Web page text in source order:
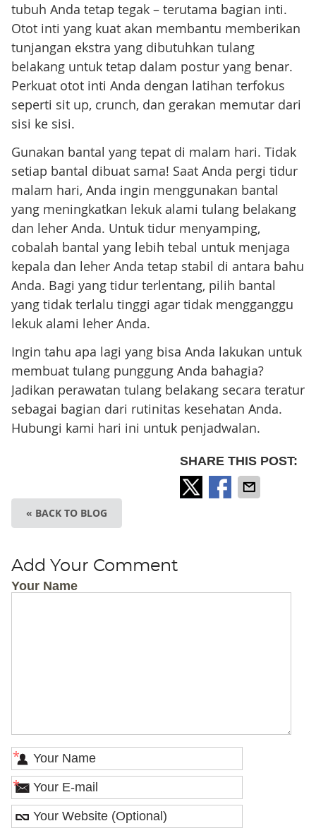
tubuh Anda tetap tegak – terutama bagian inti.
Otot inti yang kuat akan membantu memberikan
tunjangan ekstra yang dibutuhkan tulang
belakang untuk tetap dalam postur yang benar.
Perkuat otot inti Anda dengan latihan terfokus
seperti sit up, crunch, dan gerakan memutar dari
sisi ke sisi.
Gunakan bantal yang tepat di malam hari. Tidak
setiap bantal dibuat sama! Saat Anda pergi tidur
malam hari, Anda ingin menggunakan bantal
yang meningkatkan lekuk alami tulang belakang
dan leher Anda. Untuk tidur menyamping,
cobalah bantal yang lebih tebal untuk menjaga
kepala dan leher Anda tetap stabil di antara bahu
Anda. Bagi yang tidur terlentang, pilih bantal
yang tidak terlalu tinggi agar tidak mengganggu
lekuk alami leher Anda.
Ingin tahu apa lagi yang bisa Anda lakukan untuk
membuat tulang punggung Anda bahagia?
Jadikan perawatan tulang belakang secara teratur
sebagai bagian dari rutinitas kesehatan Anda.
Hubungi kami hari ini untuk penjadwalan.
SHARE THIS POST:
« BACK TO BLOG
Add Your Comment
Your Name
*
*